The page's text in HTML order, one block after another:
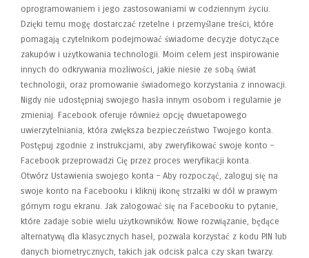
oprogramowaniem i jego zastosowaniami w codziennym życiu.
Dzięki temu mogę dostarczać rzetelne i przemyślane treści, które
pomagają czytelnikom podejmować świadome decyzje dotyczące
zakupów i użytkowania technologii. Moim celem jest inspirowanie
innych do odkrywania możliwości, jakie niesie ze sobą świat
technologii, oraz promowanie świadomego korzystania z innowacji.
Nigdy nie udostępniaj swojego hasła innym osobom i regularnie je
zmieniaj. Facebook oferuje również opcję dwuetapowego
uwierzytelniania, która zwiększa bezpieczeństwo Twojego konta.
Postępuj zgodnie z instrukcjami, aby zweryfikować swoje konto –
Facebook przeprowadzi Cię przez proces weryfikacji konta.
Otwórz Ustawienia swojego konta – Aby rozpocząć, zaloguj się na
swoje konto na Facebooku i kliknij ikonę strzałki w dół w prawym
górnym rogu ekranu. Jak zalogować się na Facebooku to pytanie,
które zadaje sobie wielu użytkowników. Nowe rozwiązanie, będące
alternatywą dla klasycznych haseł, pozwala korzystać z kodu PIN lub
danych biometrycznych, takich jak odcisk palca czy skan twarzy.